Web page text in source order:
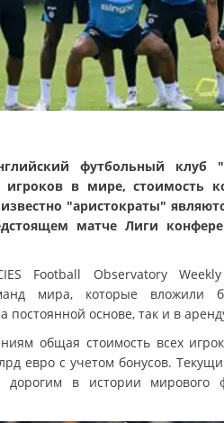
футбольный клуб
игроков в мире, стоимость
"аристократы"
матче Лиги
Football Observatory
мира, которые вложили
постоянной основе, так и в
общая стоимость всех
евро с учетом бонусов.
дорогим в истории мирового